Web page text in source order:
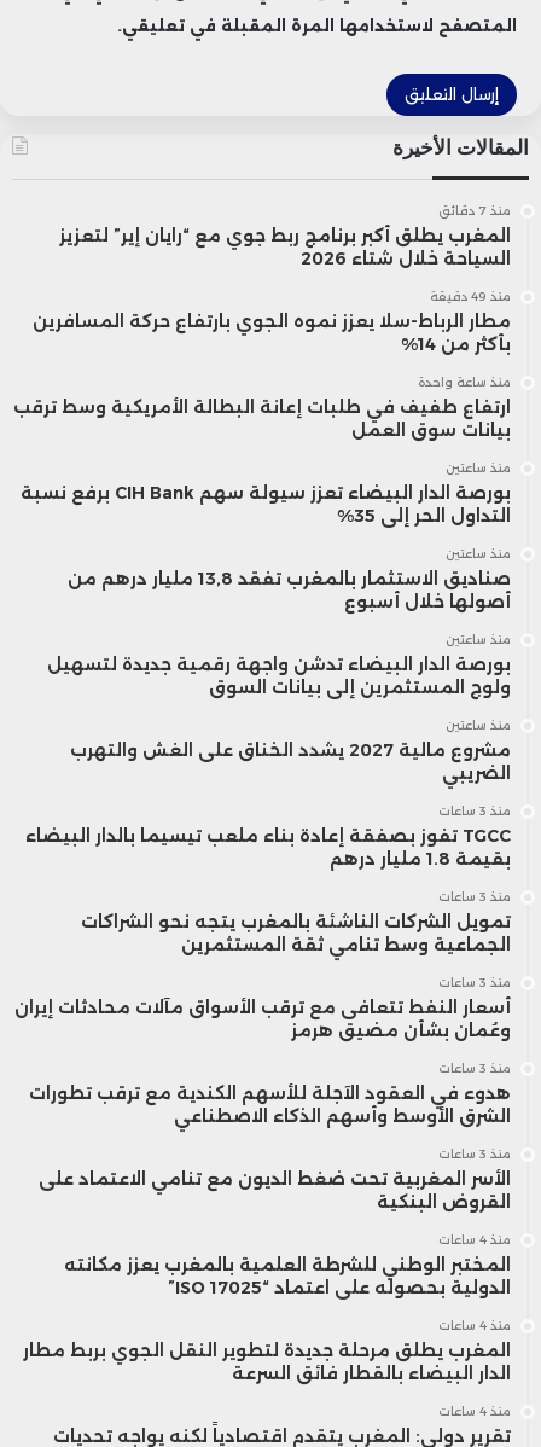
المتصفح لاستخدامها المرة المقبلة في تعليقي.
المقالات الأخيرة
منذ 7 دقائق
المغرب يطلق أكبر برنامج ربط جوي مع “رايان إير” لتعزيز
السياحة خلال شتاء 2026
منذ 49 دقيقة
مطار الرباط-سلا يعزز نموه الجوي بارتفاع حركة المسافرين
بأكثر من 14%
منذ ساعة واحدة
ارتفاع طفيف في طلبات إعانة البطالة الأمريكية وسط ترقب
بيانات سوق العمل
منذ ساعتين
بورصة الدار البيضاء تعزز سيولة سهم CIH Bank برفع نسبة
التداول الحر إلى 35%
منذ ساعتين
صناديق الاستثمار بالمغرب تفقد 13,8 مليار درهم من
أصولها خلال أسبوع
منذ ساعتين
بورصة الدار البيضاء تدشن واجهة رقمية جديدة لتسهيل
ولوج المستثمرين إلى بيانات السوق
منذ ساعتين
مشروع مالية 2027 يشدد الخناق على الغش والتهرب
الضريبي
منذ 3 ساعات
TGCC تفوز بصفقة إعادة بناء ملعب تيسيما بالدار البيضاء
بقيمة 1.8 مليار درهم
منذ 3 ساعات
تمويل الشركات الناشئة بالمغرب يتجه نحو الشراكات
الجماعية وسط تنامي ثقة المستثمرين
منذ 3 ساعات
أسعار النفط تتعافى مع ترقب الأسواق مآلات محادثات إيران
وعُمان بشأن مضيق هرمز
منذ 3 ساعات
هدوء في العقود الآجلة للأسهم الكندية مع ترقب تطورات
الشرق الأوسط وأسهم الذكاء الاصطناعي
منذ 3 ساعات
الأسر المغربية تحت ضغط الديون مع تنامي الاعتماد على
القروض البنكية
منذ 4 ساعات
المختبر الوطني للشرطة العلمية بالمغرب يعزز مكانته
الدولية بحصوله على اعتماد “ISO 17025”
منذ 4 ساعات
المغرب يطلق مرحلة جديدة لتطوير النقل الجوي بربط مطار
الدار البيضاء بالقطار فائق السرعة
منذ 4 ساعات
تقرير دولي: المغرب يتقدم اقتصادياً لكنه يواجه تحديات